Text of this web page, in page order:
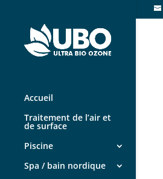
Accueil
Traitement de l’air et
de surface
Piscine
Spa / bain nordique